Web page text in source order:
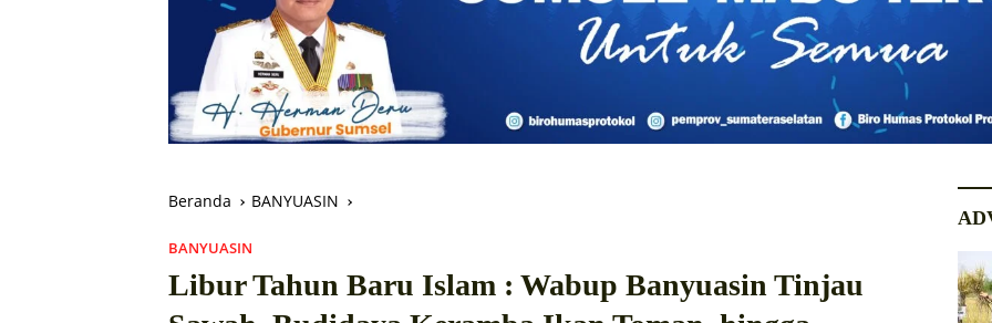
Beranda BANYUASIN
BANYUASIN
Libur Tahun Baru Islam : Wabup Banyuasin Tinjau